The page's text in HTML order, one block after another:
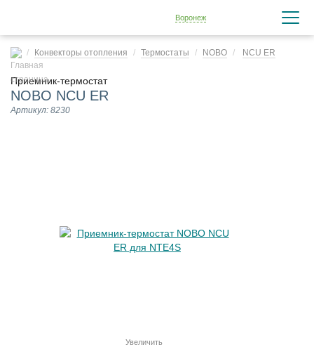
Воронеж
Конвекторы отопления Термостаты NOBO NCU ER
Приемник-термостат
NOBO NCU ER
Артикул: 8230
Увеличить